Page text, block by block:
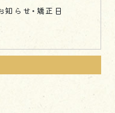
らせ・矯正日